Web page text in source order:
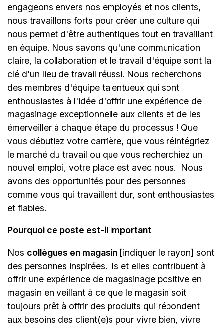
engageons envers nos employés et nos clients,
nous travaillons forts pour créer une culture qui
nous permet d'être authentiques tout en travaillant
en équipe. Nous savons qu'une communication
claire, la collaboration et le travail d'équipe sont la
clé d'un lieu de travail réussi. Nous recherchons
des membres d'équipe talentueux qui sont
enthousiastes à l'idée d'offrir une expérience de
magasinage exceptionnelle aux clients et de les
émerveiller à chaque étape du processus ! Que
vous débutiez votre carrière, que vous réintégriez
le marché du travail ou que vous recherchiez un
nouvel emploi, votre place est avec nous.
Nous
avons des opportunités pour des personnes
comme vous qui travaillent dur, sont enthousiastes
et fiables.
Pourquoi ce poste est-il important
Nos collègues en magasin [indiquer le rayon] sont
des personnes inspirées. Ils et elles contribuent à
offrir une expérience de magasinage positive en
magasin en veillant à ce que le magasin soit
toujours prêt à offrir des produits qui répondent
aux besoins des client(e)s pour vivre bien, vivre